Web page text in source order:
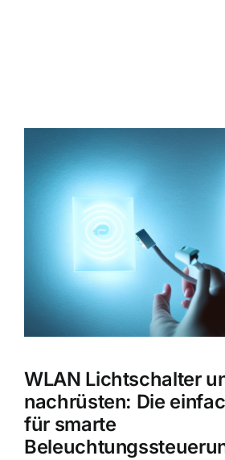
grösseres
Bild
WLAN Lichtschalter
nachrüsten: Die
für smarte